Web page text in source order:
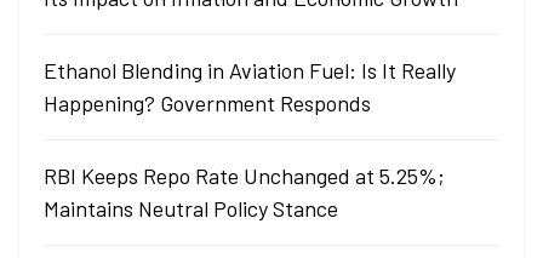
Ethanol Blending in Aviation Fuel: Is It Really
Happening? Government Responds
RBI Keeps Repo Rate Unchanged at 5.25%;
Maintains Neutral Policy Stance